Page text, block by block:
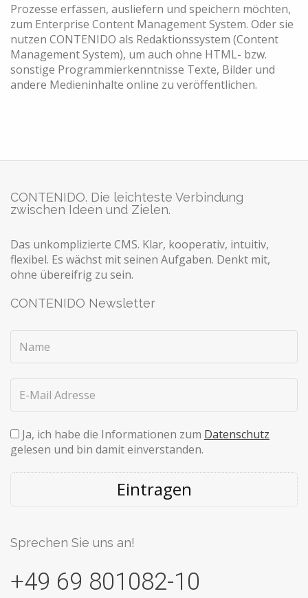
Prozesse erfassen, ausliefern und speichern möchten,
zum Enterprise Content Management System. Oder sie
nutzen CONTENIDO als Redaktionssystem (Content
Management System), um auch ohne HTML- bzw.
sonstige Programmierkenntnisse Texte, Bilder und
andere Medieninhalte online zu veröffentlichen.
CONTENIDO. Die leichteste Verbindung
zwischen Ideen und Zielen.
Das unkomplizierte CMS. Klar, kooperativ, intuitiv,
flexibel. Es wächst mit seinen Aufgaben. Denkt mit,
ohne übereifrig zu sein.
CONTENIDO Newsletter
Ja, ich habe die Informationen zum Datenschutz
gelesen und bin damit einverstanden.
Eintragen
Sprechen Sie uns an!
+49 69 801082-10